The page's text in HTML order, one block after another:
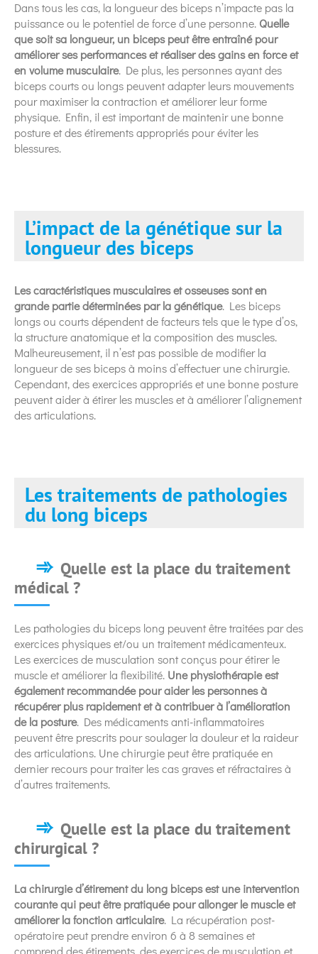
Dans tous les cas, la longueur des biceps n’impacte pas la
puissance ou le potentiel de force d’une personne. Quelle
que soit sa longueur, un biceps peut être entraîné pour
améliorer ses performances et réaliser des gains en force et
en volume musculaire. De plus, les personnes ayant des
biceps courts ou longs peuvent adapter leurs mouvements
pour maximiser la contraction et améliorer leur forme
physique. Enfin, il est important de maintenir une bonne
posture et des étirements appropriés pour éviter les
blessures.
L’impact de la génétique sur la
longueur des biceps
Les caractéristiques musculaires et osseuses sont en
grande partie déterminées par la génétique. Les biceps
longs ou courts dépendent de facteurs tels que le type d’os,
la structure anatomique et la composition des muscles.
Malheureusement, il n’est pas possible de modifier la
longueur de ses biceps à moins d’effectuer une chirurgie.
Cependant, des exercices appropriés et une bonne posture
peuvent aider à étirer les muscles et à améliorer l’alignement
des articulations.
Les traitements de pathologies
du long biceps
Quelle est la place du traitement
médical ?
Les pathologies du biceps long peuvent être traitées par des
exercices physiques et/ou un traitement médicamenteux.
Les exercices de musculation sont conçus pour étirer le
muscle et améliorer la flexibilité. Une physiothérapie est
également recommandée pour aider les personnes à
récupérer plus rapidement et à contribuer à l’amélioration
de la posture. Des médicaments anti-inflammatoires
peuvent être prescrits pour soulager la douleur et la raideur
des articulations. Une chirurgie peut être pratiquée en
dernier recours pour traiter les cas graves et réfractaires à
d’autres traitements.
Quelle est la place du traitement
chirurgical ?
La chirurgie d’étirement du long biceps est une intervention
courante qui peut être pratiquée pour allonger le muscle et
améliorer la fonction articulaire. La récupération post-
opératoire peut prendre environ 6 à 8 semaines et
comprend des étirements, des exercices de musculation et